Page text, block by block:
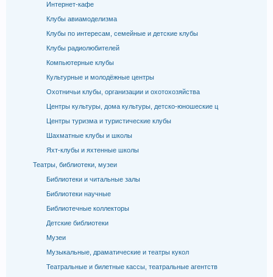
Интернет-кафе
Клубы авиамоделизма
Клубы по интересам, семейные и детские клубы
Клубы радиолюбителей
Компьютерные клубы
Культурные и молодёжные центры
Охотничьи клубы, организации и охотохозяйства
Центры культуры, дома культуры, детско-юношеские ц
Центры туризма и туристические клубы
Шахматные клубы и школы
Яхт-клубы и яхтенные школы
Театры, библиотеки, музеи
Библиотеки и читальные залы
Библиотеки научные
Библиотечные коллекторы
Детские библиотеки
Музеи
Музыкальные, драматические и театры кукол
Театральные и билетные кассы, театральные агентств